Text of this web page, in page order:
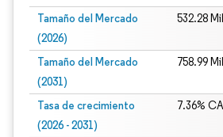
Tamaño del Mercado
(2026)
532.28
Tamaño del Mercado
(2031)
758.99
Tasa de crecimiento
(2026 - 2031)
7.36%